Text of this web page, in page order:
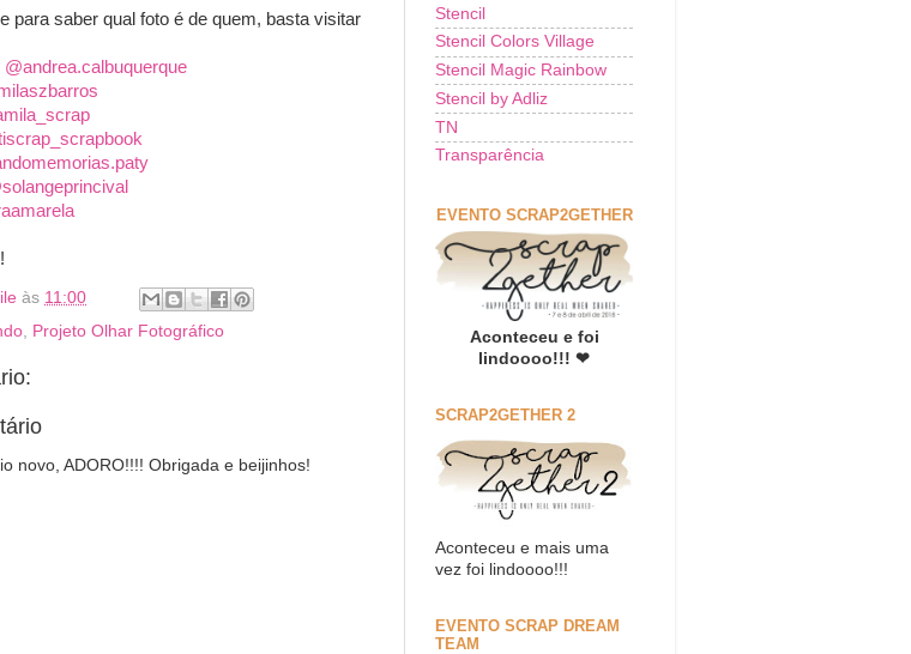
para saber qual foto é de quem, basta visitar
@andrea.calbuquerque
!
às 11:00
Projeto Olhar Fotográfico
novo, ADORO!!!! Obrigada e beijinhos!
Stencil
Stencil Colors Village
Stencil Magic Rainbow
Stencil by Adliz
TN
Transparência
EVENTO SCRAP2GETHER
Aconteceu e foi
lindoooo!!! ❤
SCRAP2GETHER 2
Aconteceu e mais uma
vez foi lindoooo!!!
EVENTO SCRAP DREAM
TEAM